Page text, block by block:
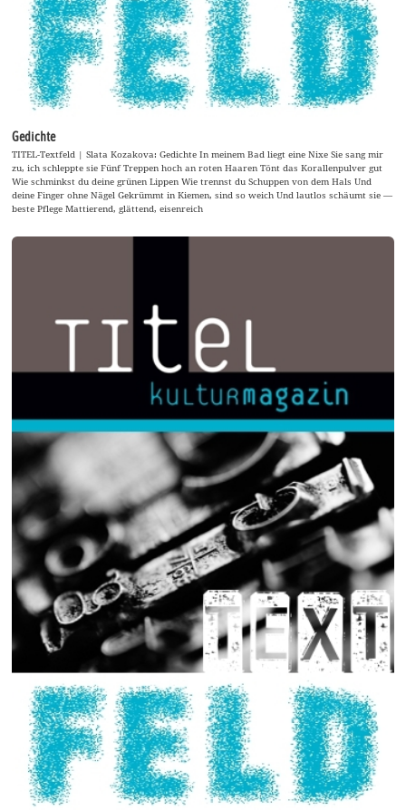
Gedichte
TITEL-Textfeld | Slata Kozakova: Gedichte In meinem Bad liegt eine Nixe Sie sang mir
zu, ich schleppte sie Fünf Treppen hoch an roten Haaren Tönt das Korallenpulver gut
Wie schminkst du deine grünen Lippen Wie trennst du Schuppen von dem Hals Und
deine Finger ohne Nägel Gekrümmt in Kiemen, sind so weich Und lautlos schäumt sie —
beste Pflege Mattierend, glättend, eisenreich